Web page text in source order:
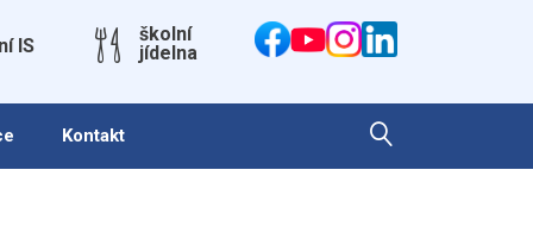
IS
školní
jídelna
Kontakt